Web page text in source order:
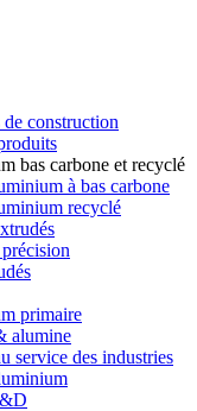
de construction
bas carbone et recyclé
à bas carbone
recyclé
primaire
alumine
service des industries